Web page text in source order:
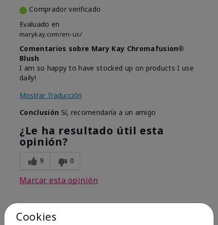
Comprador verificado
Evaluado en
marykay.com/en-us/
Comentarios sobre Mary Kay Chromafusion®
Blush
I am so happy to have stocked up on products I use
daily!
Mostrar Traducción
Conclusión Sí, recomendaría a un amigo
¿Le ha resultado útil esta
opinión?
9 0
Marcar esta opinión
Cookies